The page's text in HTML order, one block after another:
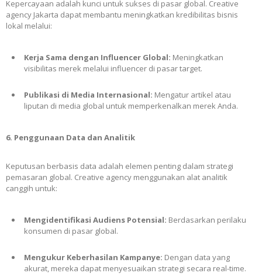
Kepercayaan adalah kunci untuk sukses di pasar global. Creative
agency Jakarta dapat membantu meningkatkan kredibilitas bisnis
lokal melalui:
Kerja Sama dengan Influencer Global: Meningkatkan
visibilitas merek melalui influencer di pasar target.
Publikasi di Media Internasional: Mengatur artikel atau
liputan di media global untuk memperkenalkan merek Anda.
6. Penggunaan Data dan Analitik
Keputusan berbasis data adalah elemen penting dalam strategi
pemasaran global. Creative agency menggunakan alat analitik
canggih untuk:
Mengidentifikasi Audiens Potensial: Berdasarkan perilaku
konsumen di pasar global.
Mengukur Keberhasilan Kampanye: Dengan data yang
akurat, mereka dapat menyesuaikan strategi secara real-time.